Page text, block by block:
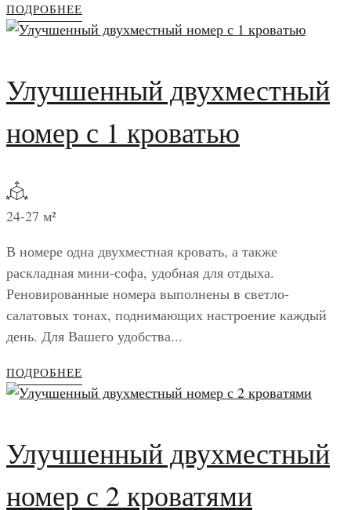
ПОДРОБНЕЕ
Улучшенный двухместный
номер с 1 кроватью
24-27 м²
В номере одна двухместная кровать, а также
раскладная мини-софа, удобная для отдыха.
Реновированные номера выполнены в светло-
салатовых тонах, поднимающих настроение каждый
день. Для Вашего удобства...
ПОДРОБНЕЕ
Улучшенный двухместный
номер с 2 кроватями